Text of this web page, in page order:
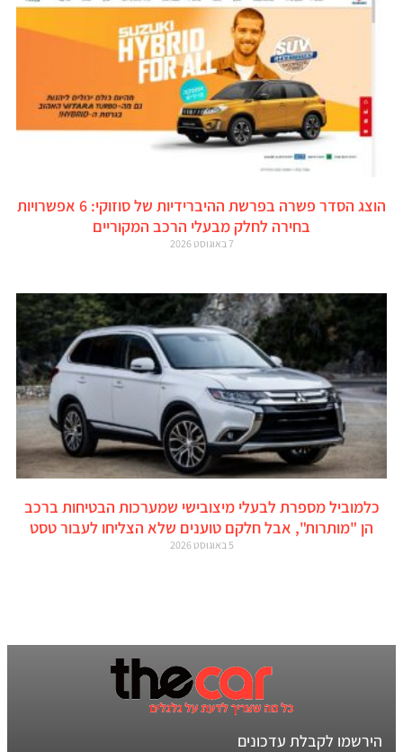
הוצג הסדר פשרה בפרשת ההיברידיות של סוזוקי: 6 אפשרויות
בחירה לחלק מבעלי הרכב המקוריים
7 באוגוסט 2026
כלמוביל מספרת לבעלי מיצובישי שמערכות הבטיחות ברכב
הן "מותרות", אבל חלקם טוענים שלא הצליחו לעבור טסט
5 באוגוסט 2026
הירשמו לקבלת עדכונים